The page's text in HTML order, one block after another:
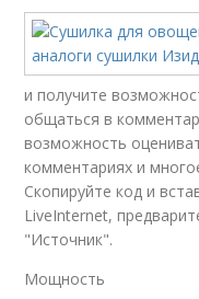
и получите
общаться в
возможность
комментариях и
Скопируйте код и
LiveInternet,
"Источник".
Мощность